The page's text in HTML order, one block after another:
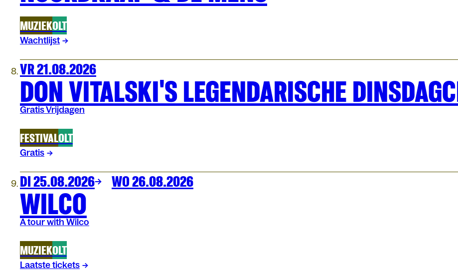
MUZIEKOLT
Wachtlijst
VR 21.08.2026
DON VITALSKI'S LEGENDARISCHE
Gratis Vrijdagen
FESTIVALOLT
Gratis
DI 25.08.2026 WO 26.08.2026
WILCO
A tour with Wilco
MUZIEKOLT
Laatste tickets